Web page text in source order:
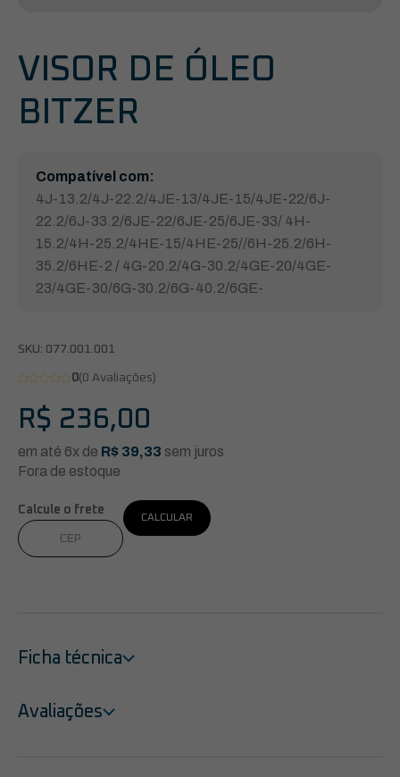
VISOR DE ÓLEO
BITZER
Compatível com:
4J-13.2/4J-22.2/4JE-13/4JE-15/4JE-22/6J-
22.2/6J-33.2/6JE-22/6JE-25/6JE-33/ 4H-
15.2/4H-25.2/4HE-15/4HE-25//6H-25.2/6H-
35.2/6HE-2 / 4G-20.2/4G-30.2/4GE-20/4GE-
23/4GE-30/6G-30.2/6G-40.2/6GE-
SKU: 077.001.001
0(0 Avaliações)
R$ 236,00
em até 6x de R$ 39,33 sem juros
Fora de estoque
Calcule o frete
CALCULAR
Ficha técnica
Avaliações